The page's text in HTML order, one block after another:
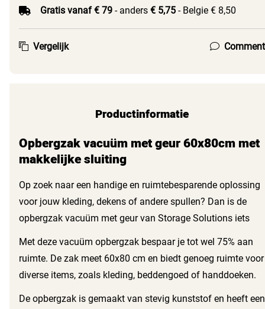
Gratis vanaf € 79 - anders € 5,75 - Belgie € 8,50
Vergelijk Comment
Productinformatie
Opbergzak vacuüm met geur 60x80cm met
makkelijke sluiting
Op zoek naar een handige en ruimtebesparende oplossing
voor jouw kleding, dekens of andere spullen? Dan is de
opbergzak vacuüm met geur van Storage Solutions iets
Met deze vacuüm opbergzak bespaar je tot wel 75% aan
ruimte. De zak meet 60x80 cm en biedt genoeg ruimte voor
diverse items, zoals kleding, beddengoed of handdoeken.
De opbergzak is gemaakt van stevig kunststof en heeft een